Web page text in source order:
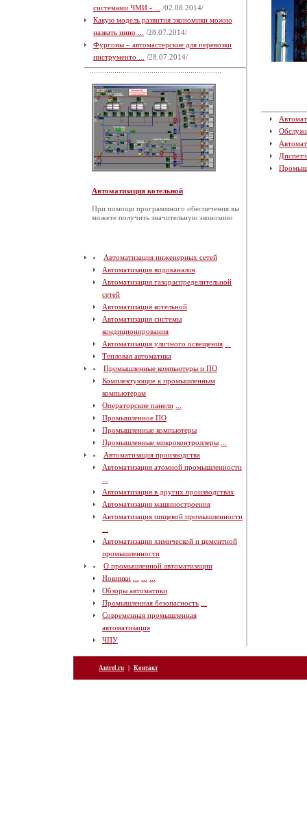
системами ЧМИ - ...
/02.08.2014/
Какую модель развития экономики можно
назвать инно ...
/28.07.2014/
Фургоны – автомастерские для перевозки
инструменто ...
/28.07.2014/
Автоматизация котельной
При помощи программного обеспечения вы
можете получить значительную экономию
Автоматизация инженерных сетей
Автоматизация водоканалов
Автоматизация газораспределительной
сетей
Автоматизация котельной
Автоматизация системы
кондиционирования
Автоматизация уличного освещения
Тепловая автоматика
Промышленные компьютеры и ПО
Комплектующие к промышленным
компьютерам
Операторские панели
Промышленное ПО
Промышленные компьютеры
Промышленные микроконтроллеры
Автоматизация производства
Автоматизация атомной промышленности
Автоматизация в других производствах
Автоматизация машиностроения
Автоматизация пищевой промышленности
Автоматизация химической и цементной
промышленности
О промышленной автоматизации
Новинки
Обзоры автоматики
Промышленная безопасность
Современная промышленная
автоматизация
ЧПУ
Antrel.ru | Контакт